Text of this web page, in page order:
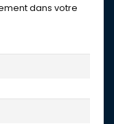
dans votre